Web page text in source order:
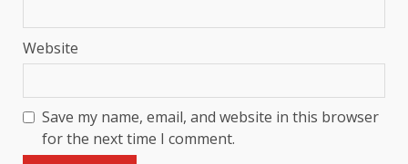
Website
Save my name, email, and website in this browser
for the next time I comment.